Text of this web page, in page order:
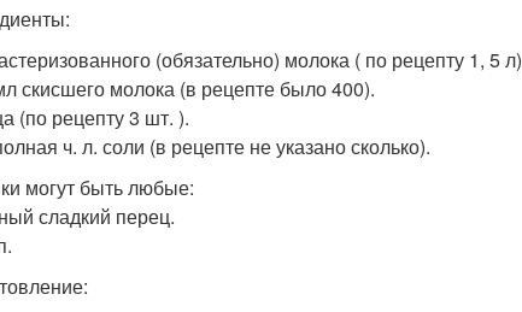
(обязательно) молока ( по рецепту 1, 5
скисшего молока (в рецепте было 400).
(по рецепту 3 шт. ).
ч. л. соли (в рецепте не указано сколько).
могут быть любые:
сладкий перец.